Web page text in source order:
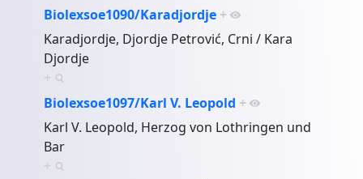
Biolexsoe1090/Karadjordje +
Karadjordje, Djordje Petrović, Crni / Kara
Djordje
+
Biolexsoe1097/Karl V. Leopold +
Karl V. Leopold, Herzog von Lothringen und
Bar
+